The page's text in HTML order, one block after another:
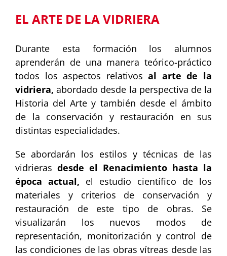
EL ARTE DE LA VIDRIERA
Durante esta formación los alumnos
aprenderán de una manera teórico-práctico
todos los aspectos relativos al arte de la
vidriera, abordado desde la perspectiva de la
Historia del Arte y también desde el ámbito
de la conservación y restauración en sus
distintas especialidades.
Se abordarán los estilos y técnicas de las
vidrieras desde el Renacimiento hasta la
época actual, el estudio científico de los
materiales y criterios de conservación y
restauración de este tipo de obras. Se
visualizarán los nuevos modos de
representación, monitorización y control de
las condiciones de las obras vítreas desde las